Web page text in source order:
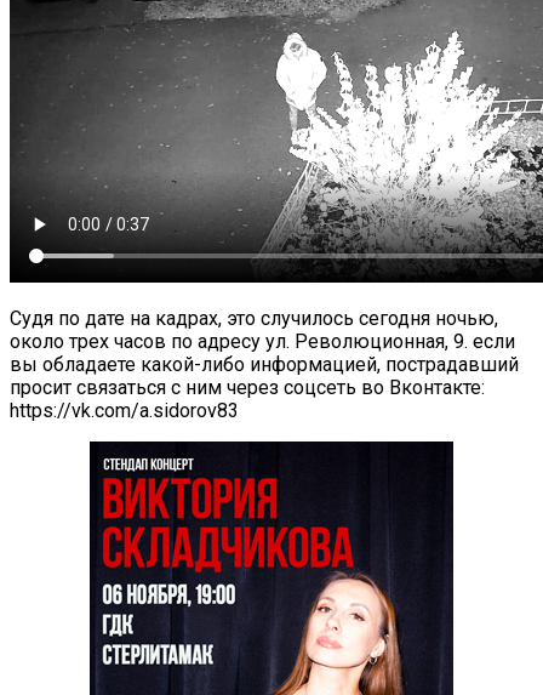
Судя по дате на кадрах, это случилось сегодня ночью,
около трех часов по адресу ул. Революционная, 9. если
вы обладаете какой-либо информацией, пострадавший
просит связаться с ним через соцсеть во Вконтакте:
https://vk.com/a.sidorov83